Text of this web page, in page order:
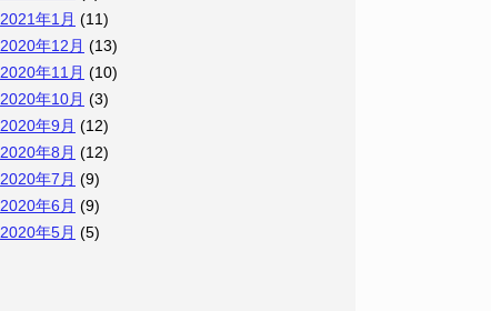
2021年1月 (11)
2020年12月 (13)
2020年11月 (10)
2020年10月 (3)
2020年9月 (12)
2020年8月 (12)
2020年7月 (9)
2020年6月 (9)
2020年5月 (5)